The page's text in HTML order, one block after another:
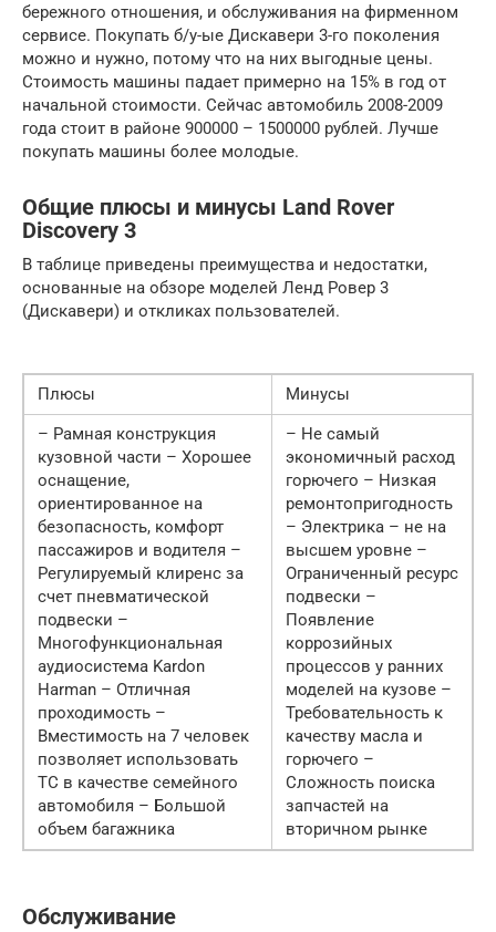
бережного отношения, и обслуживания на фирменном
сервисе. Покупать б/у-ые Дискавери 3-го поколения
можно и нужно, потому что на них выгодные цены.
Стоимость машины падает примерно на 15% в год от
начальной стоимости. Сейчас автомобиль 2008-2009
года стоит в районе 900000 – 1500000 рублей. Лучше
покупать машины более молодые.
Общие плюсы и минусы Land Rover
Discovery 3
В таблице приведены преимущества и недостатки,
основанные на обзоре моделей Ленд Ровер 3
(Дискавери) и откликах пользователей.
Плюсы
Минусы
– Рамная конструкция
кузовной части – Хорошее
оснащение,
ориентированное на
безопасность, комфорт
пассажиров и водителя –
Регулируемый клиренс за
счет пневматической
подвески –
Многофункциональная
аудиосистема Kardon
Harman – Отличная
проходимость –
Вместимость на 7 человек
позволяет использовать
ТС в качестве семейного
автомобиля – Большой
объем багажника
– Не самый
экономичный расход
горючего – Низкая
ремонтопригодность
– Электрика – не на
высшем уровне –
Ограниченный ресурс
подвески –
Появление
коррозийных
процессов у ранних
моделей на кузове –
Требовательность к
качеству масла и
горючего –
Сложность поиска
запчастей на
вторичном рынке
Обслуживание